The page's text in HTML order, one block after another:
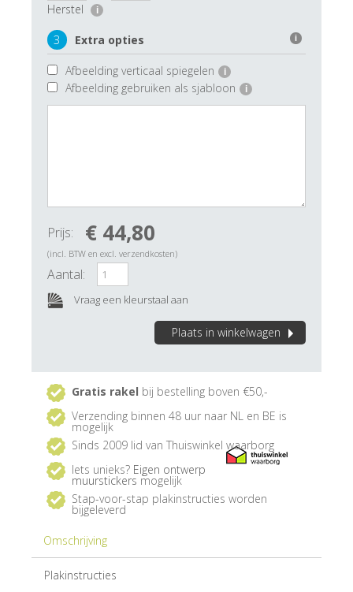
Herstel
i
3 Extra opties i
Afbeelding verticaal spiegelen i
Afbeelding gebruiken als sjabloon i
Plaats in winkelwagen
Prijs: € 44,80
(incl. BTW en excl. verzendkosten)
Aantal:
Vraag een kleurstaal aan
Gratis rakel bij bestelling boven €50,-
Verzending binnen 48 uur naar NL en BE is
mogelijk
Sinds 2009 lid van Thuiswinkel waarborg
Iets unieks? Eigen ontwerp
muurstickers mogelijk
Stap-voor-stap plakinstructies worden
bijgeleverd
Omschrijving
Plakinstructies